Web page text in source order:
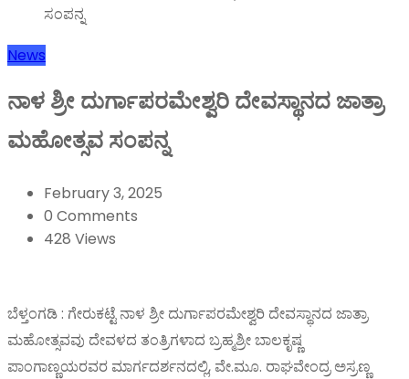
ಸಂಪನ್ನ
News
ನಾಳ ಶ್ರೀ ದುರ್ಗಾಪರಮೇಶ್ವರಿ ದೇವಸ್ಥಾನದ ಜಾತ್ರಾ
ಮಹೋತ್ಸವ ಸಂಪನ್ನ
February 3, 2025
0 Comments
428 Views
ಬೆಳ್ತಂಗಡಿ : ಗೇರುಕಟ್ಟೆ ನಾಳ ಶ್ರೀ ದುರ್ಗಾಪರಮೇಶ್ವರಿ ದೇವಸ್ಥಾನದ ಜಾತ್ರಾ
ಮಹೋತ್ಸವವು ದೇವಳದ ತಂತ್ರಿಗಳಾದ ಬ್ರಹ್ಮಶ್ರೀ ಬಾಲಕೃಷ್ಣ
ಪಾಂಗಾಣ್ಣಯರವರ ಮಾರ್ಗದರ್ಶನದಲ್ಲಿ, ವೇ.ಮೂ. ರಾಘವೇಂದ್ರ ಅಸ್ರಣ್ಣ